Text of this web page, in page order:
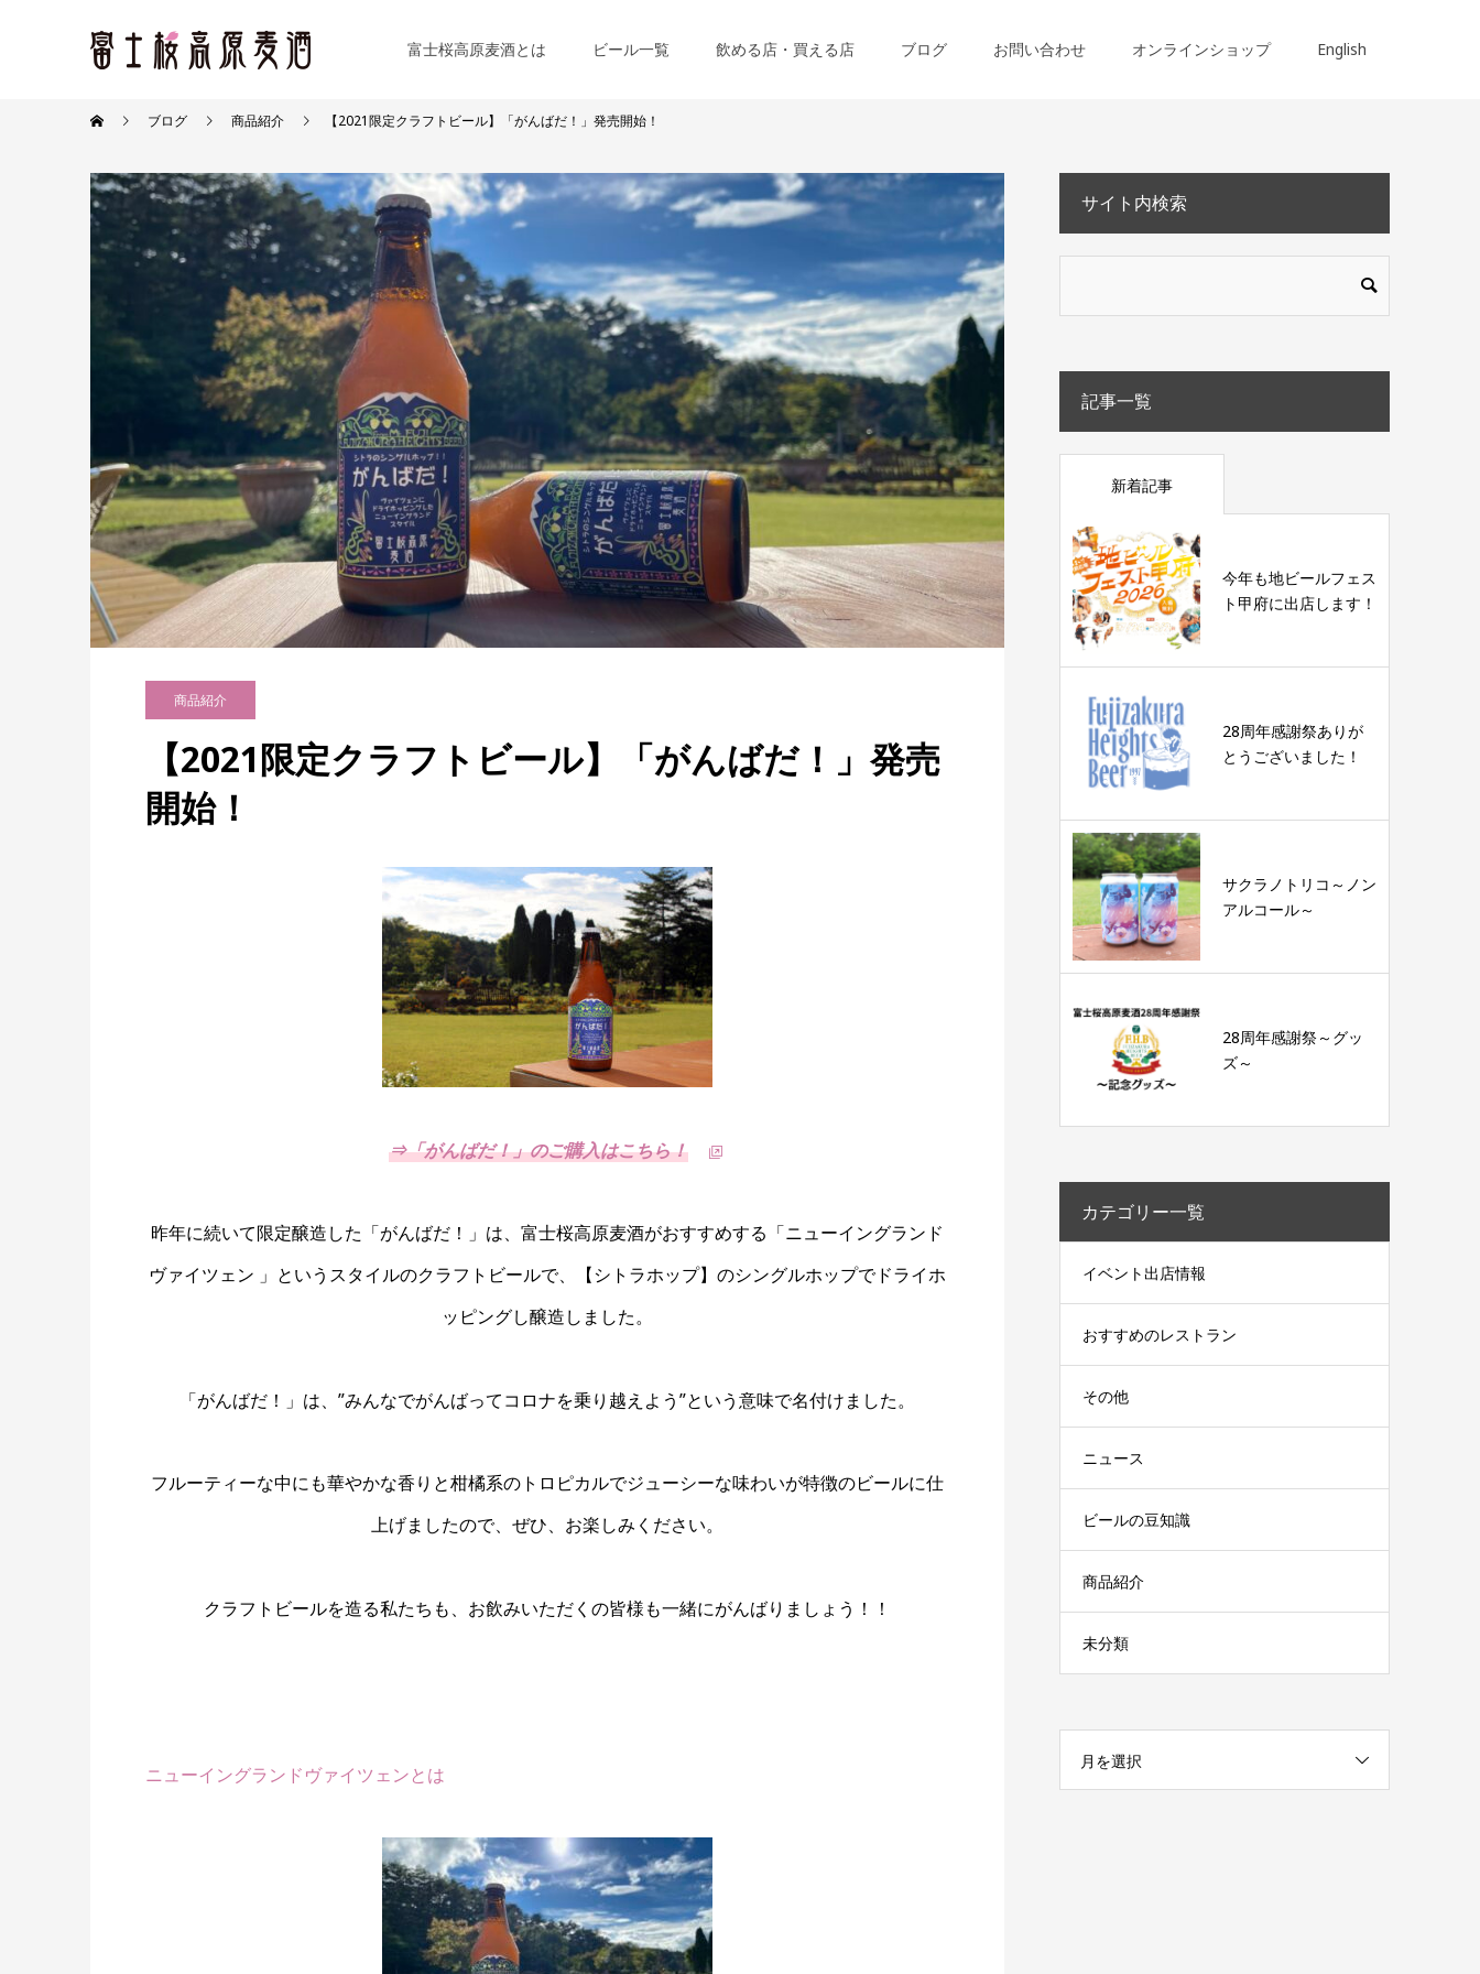
富士桜高原麦酒とは ビール一覧 飲める店・買える店 ブログ お問い合わせ オンラインショップ English
ブログ 商品紹介 【2021限定クラフトビール】「がんばだ！」発売開始！
商品紹介
【2021限定クラフトビール】「がんばだ！」発売
開始！
⇒「がんばだ！」のご購入はこちら！
昨年に続いて限定醸造した「がんばだ！」は、富士桜高原麦酒がおすすめする「ニューイングランド
ヴァイツェン 」というスタイルのクラフトビールで、【シトラホップ】のシングルホップでドライホ
ッピングし醸造しました。
「がんばだ！」は、”みんなでがんばってコロナを乗り越えよう”という意味で名付けました。
フルーティーな中にも華やかな香りと柑橘系のトロピカルでジューシーな味わいが特徴のビールに仕
上げましたので、ぜひ、お楽しみください。
クラフトビールを造る私たちも、お飲みいただくの皆様も一緒にがんばりましょう！！
ニューイングランドヴァイツェンとは
サイト内検索
記事一覧
新着記事
今年も地ビールフェス
ト甲府に出店します！
28周年感謝祭ありが
とうございました！
サクラノトリコ～ノン
アルコール～
28周年感謝祭～グッ
ズ～
カテゴリー一覧
イベント出店情報
おすすめのレストラン
その他
ニュース
ビールの豆知識
商品紹介
未分類
月を選択